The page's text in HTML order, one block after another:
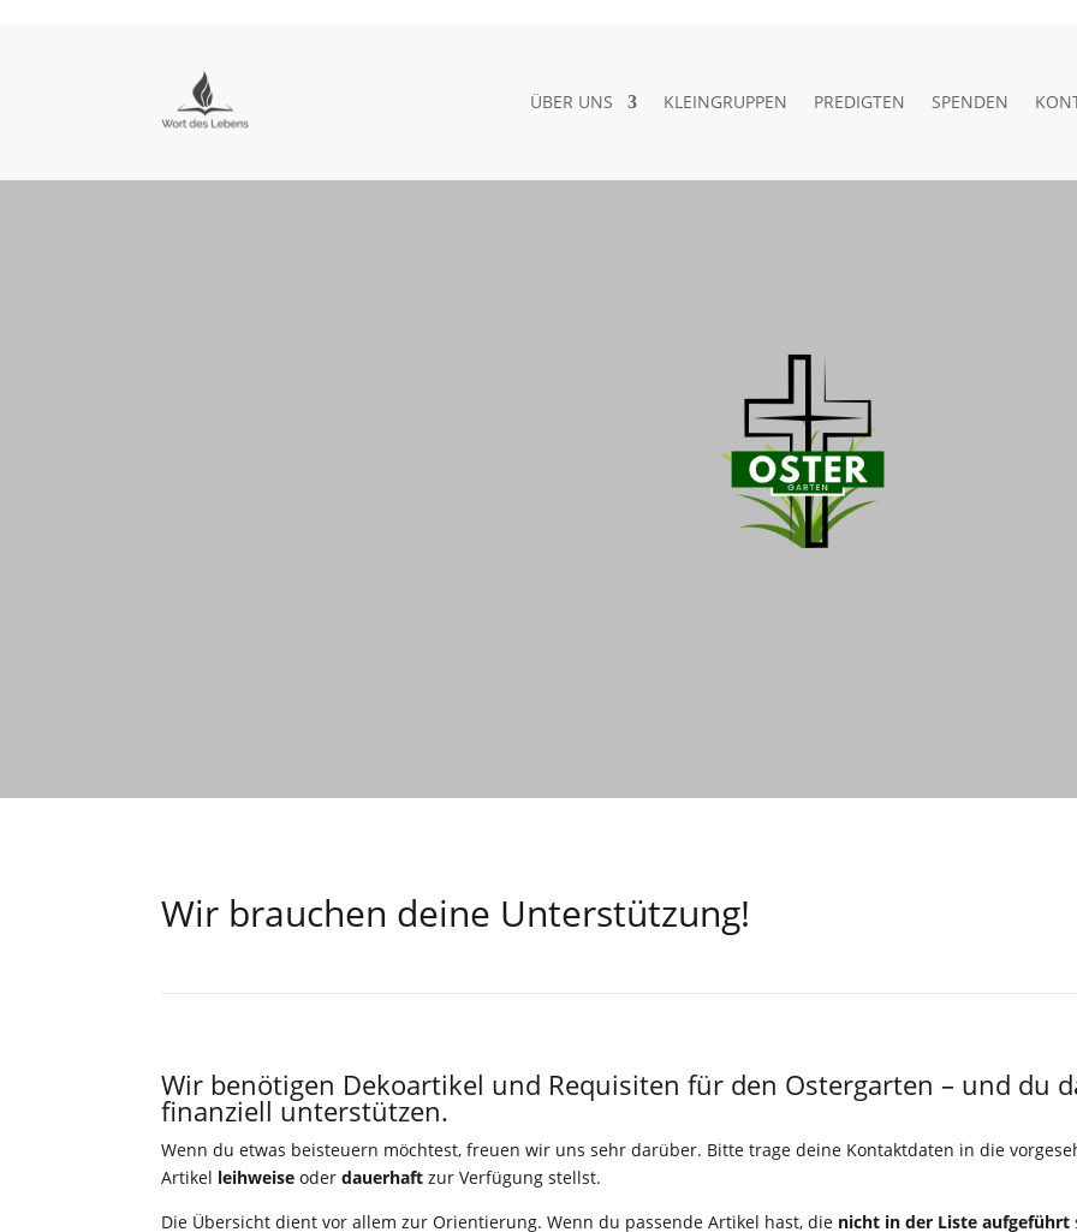
ÜBER UNS KLEINGRUPPEN PREDIGTEN SPENDEN
Wir brauchen deine Unterstützung!
Wir benötigen Dekoartikel und Requisiten für den Ostergarten – und du
finanziell unterstützen.
Wenn du etwas beisteuern möchtest, freuen wir uns sehr darüber. Bitte trage deine Kontaktdaten in die
Artikel leihweise oderdauerhaft zur Verfügung stellst.
Die Übersicht dient vor allem zur Orientierung. Wenn du passende Artikel hast, die nicht in der Liste aufgeführt